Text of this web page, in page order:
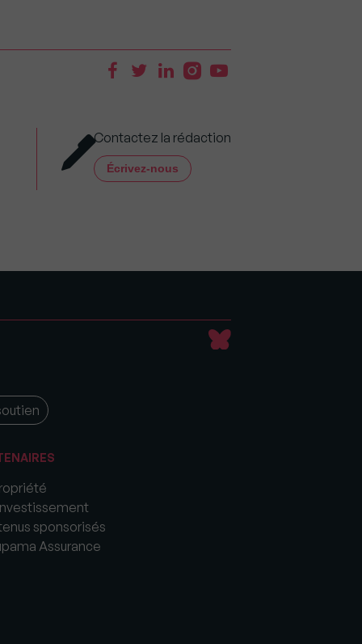
Contactez la rédaction
Écrivez-nous
sponsorisés
Assurance